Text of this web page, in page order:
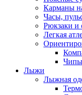
Карманы
Часы,
Рюкзаки и
Легкая
Чипы
Лыжи
Лыжная